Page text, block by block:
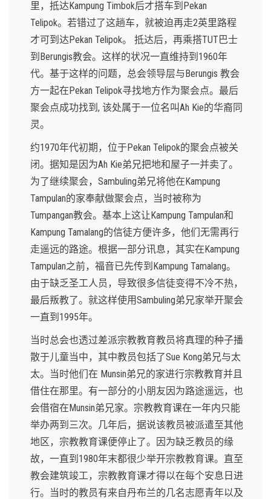
里，抵达Kampung Timbok后才搭车到Pekan
Telipok。若错过了这趟车，就被迫再走2英里路程
才可到达Pekan Telipok。 抵达后，再乘搭TUT巴士
到Berungis教会。这样的状况一直维持到1960年
代。基于这样的问题，总会领导层与Berungis 教会
方一起在Pekan Telipok寻找地方作为聚会点。最后
聚会点成功找到, 该处属于一位名叫Ah Kie的华裔同
灵。
约1970年代初期，位于Pekan Telipok的聚会点被关
闭。据知是因为Ah Kie弟兄把地和屋子一并卖了。
为了继续聚会，Sambuling弟兄将他在Kampung
Tampulan的家奉献做聚会点，当时被称为
Tumpangan教会。基本上这让Kampung Tampulan和
Kampung Tamalang的信徒方便许多，他们无需再行
走遥远的路途。根据一部分讯息，其实在Kampung
Tampulan之前，福音已先传到Kampung Tamalang。
由于缺乏圣工人员，导致很多信徒变得不冷不热，
最后叛教了。就这样使用Sambuling弟兄家举开聚会
一直到1995年。
当时总会也透过差派宗教教育教员将真理的种子播
散于儿童当中，其中教员包括了Sue Kong弟兄与太
太。当时他们在 Munsin弟兄的家进行宗教教育并且
借住在那里。有一部分的小朋友因为路途遥远，也
会借宿在Munsin弟兄家。宗教教育课在一年内只能
举办两到三次。几年后，据说该教员被派遣至其他
地区，宗教教育课便停止了。因为缺乏教员的缘
故，一直到1980年末都很少举开宗教教育课。直至
教会建筑竣工，宗教教育课才得以在每个安息日进
行。当时的教员有来自丹布兰的几名志愿青年以及